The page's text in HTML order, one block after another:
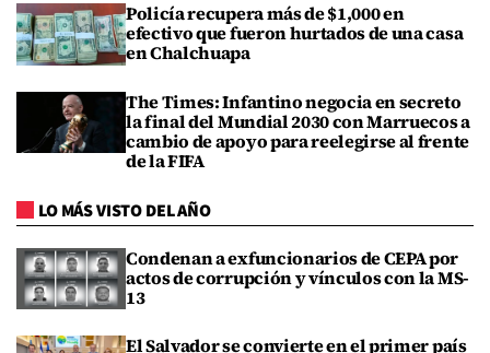
Policía recupera más de $1,000 en
efectivo que fueron hurtados de una casa
en Chalchuapa
The Times: Infantino negocia en secreto
la final del Mundial 2030 con Marruecos a
cambio de apoyo para reelegirse al frente
de la FIFA
LO MÁS VISTO DEL AÑO
Condenan a exfuncionarios de CEPA por
actos de corrupción y vínculos con la MS-
13
El Salvador se convierte en el primer país